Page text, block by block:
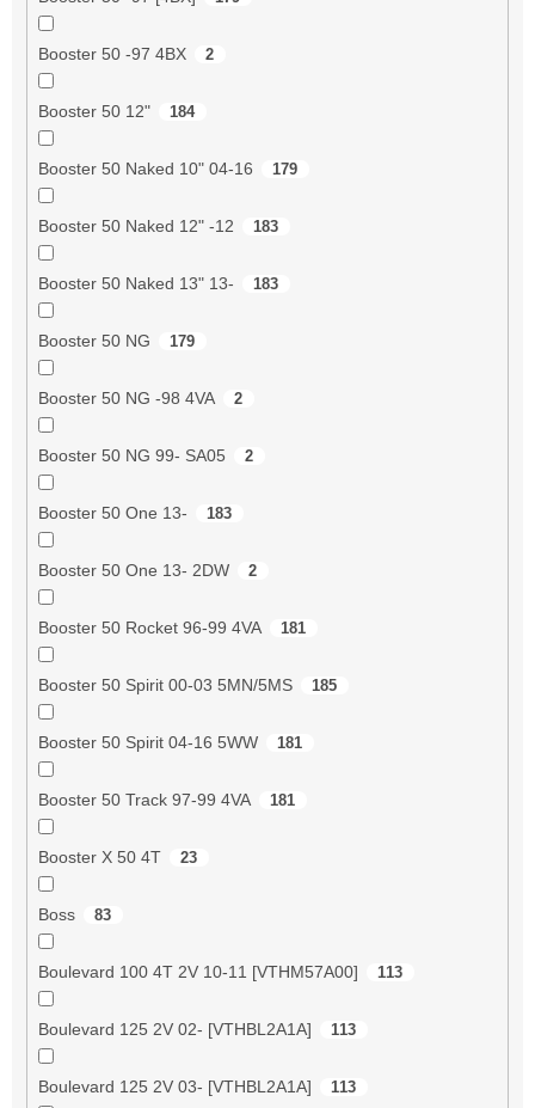
Booster 50 -97 4BX 2
Booster 50 12" 184
Booster 50 Naked 10" 04-16 179
Booster 50 Naked 12" -12 183
Booster 50 Naked 13" 13- 183
Booster 50 NG 179
Booster 50 NG -98 4VA 2
Booster 50 NG 99- SA05 2
Booster 50 One 13- 183
Booster 50 One 13- 2DW 2
Booster 50 Rocket 96-99 4VA 181
Booster 50 Spirit 00-03 5MN/5MS 185
Booster 50 Spirit 04-16 5WW 181
Booster 50 Track 97-99 4VA 181
Booster X 50 4T 23
Boss 83
Boulevard 100 4T 2V 10-11 [VTHM57A00] 113
Boulevard 125 2V 02- [VTHBL2A1A] 113
Boulevard 125 2V 03- [VTHBL2A1A] 113